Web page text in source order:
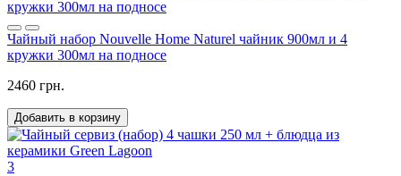
Чайный набор Nouvelle Home Naturel чайник 900мл и 4
кружки 300мл на подносе
2460 грн.
Добавить в корзину
3